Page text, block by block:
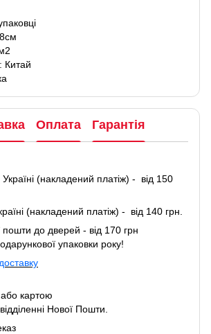
Китай
Оплата Гарантія
(накладений платіж) - від 150
(накладений платіж) - від 140 грн.
до дверей - від 170 грн
упаковки року!
картою
Нової Пошти.